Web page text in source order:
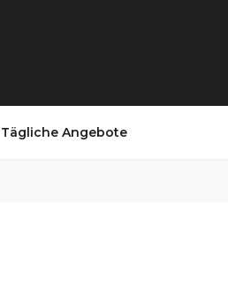
Tägliche Angebote